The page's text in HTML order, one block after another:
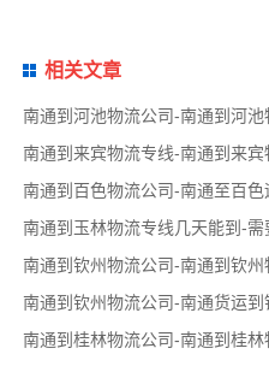
相关文章
南通到河池物流公司-南通到河
南通到来宾物流专线-南通到来
南通到百色物流公司-南通至百色
南通到玉林物流专线几天能到-需
南通到钦州物流公司-南通到钦
南通到钦州物流公司-南通货运到
南通到桂林物流公司-南通到桂